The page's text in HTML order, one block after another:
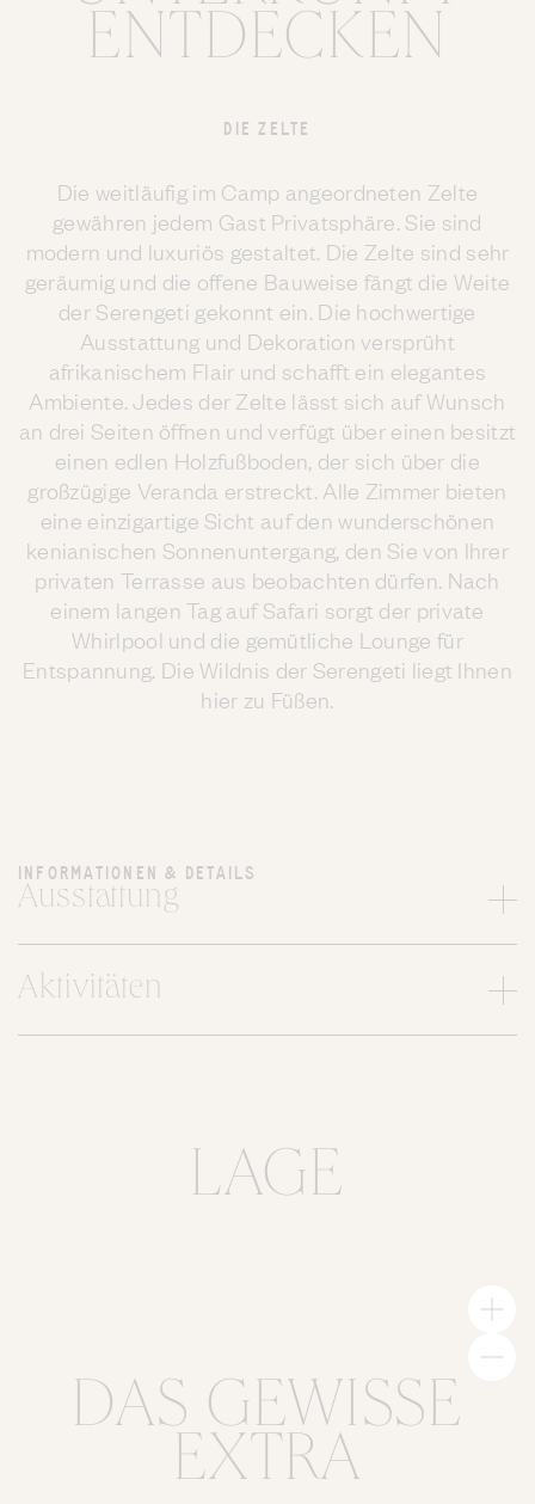
ENTDECKEN
DIE ZELTE
Die weitläufig im Camp angeordneten Zelte
gewähren jedem Gast Privatsphäre. Sie sind
modern und luxuriös gestaltet. Die Zelte sind sehr
geräumig und die offene Bauweise fängt die Weite
der Serengeti gekonnt ein. Die hochwertige
Ausstattung und Dekoration versprüht
afrikanischem Flair und schafft ein elegantes
Ambiente. Jedes der Zelte lässt sich auf Wunsch
an drei Seiten öffnen und verfügt über einen besitzt
einen edlen Holzfußboden, der sich über die
großzügige Veranda erstreckt. Alle Zimmer bieten
eine einzigartige Sicht auf den wunderschönen
kenianischen Sonnenuntergang, den Sie von Ihrer
privaten Terrasse aus beobachten dürfen. Nach
einem langen Tag auf Safari sorgt der private
Whirlpool und die gemütliche Lounge für
Entspannung. Die Wildnis der Serengeti liegt Ihnen
hier zu Füßen.
INFORMATIONEN & DETAILS
Ausstattung
Aktivitäten
LAGE
DAS GEWISSE
EXTRA